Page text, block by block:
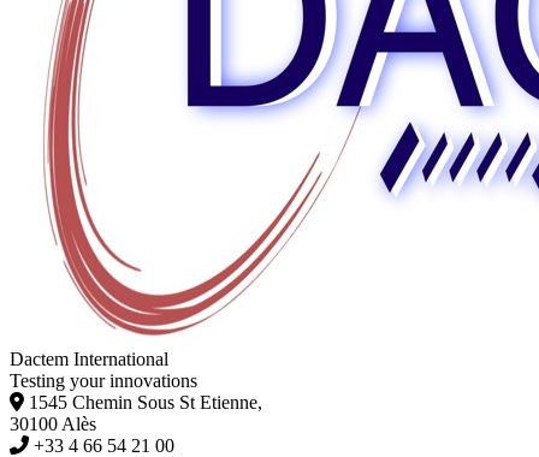
Dactem International
Testing your innovations
1545 Chemin Sous St Etienne,
30100 Alès
+33 4 66 54 21 00